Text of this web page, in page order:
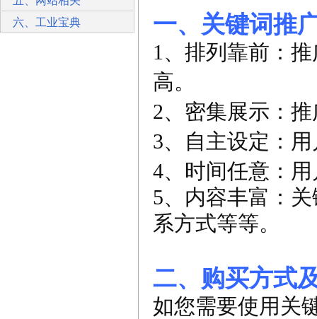
四、操作指南
五、网站相关
一、关键词推
1、排列靠前：
高。
2、密集展示：
3、自主设定：
4、时间任意：
5、内容丰富：
系方式等等。
二、购买方式
如您需要使用关